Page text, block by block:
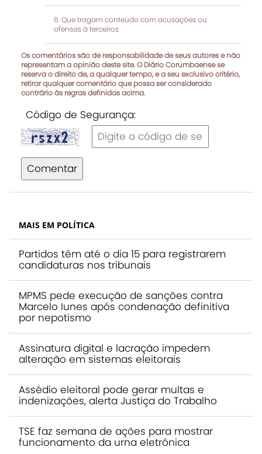
Que tragam conteúdo com acusações ou
ofensas à terceiros
Os comentários são de responsabilidade de seus autores e não
representam a opinião deste site. O Diário Corumbaense se
reserva o direito de, a qualquer tempo, e a seu exclusivo critério,
retirar qualquer comentário que possa ser considerado
contrário às regras definidas acima.
Código de Segurança:
Comentar
MAIS EM POLÍTICA
Partidos têm até o dia 15 para registrarem
candidaturas nos tribunais
MPMS pede execução de sanções contra
Marcelo Iunes após condenação definitiva
por nepotismo
Assinatura digital e lacração impedem
alteração em sistemas eleitorais
Assédio eleitoral pode gerar multas e
indenizações, alerta Justiça do Trabalho
TSE faz semana de ações para mostrar
funcionamento da urna eletrônica